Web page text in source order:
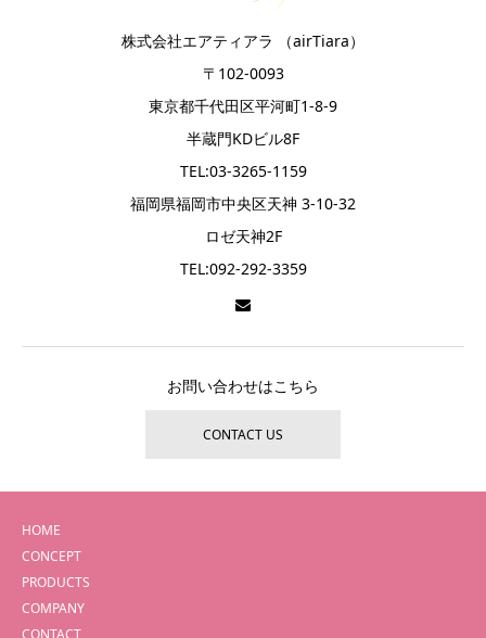
株式会社エアティアラ （airTiara）
〒102-0093
東京都千代田区平河町1-8-9
半蔵門KDビル8F
TEL:03-3265-1159
福岡県福岡市中央区天神 3-10-32
ロゼ天神2F
TEL:092-292-3359
お問い合わせはこちら
CONTACT US
HOME
CONCEPT
PRODUCTS
COMPANY
CONTACT